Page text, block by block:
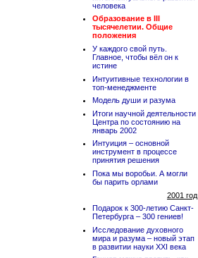
человека
Образование в III
тысячелетии. Общие
положения
У каждого свой путь.
Главное, чтобы вёл он к
истине
Интуитивные технологии в
топ-менеджменте
Модель души и разума
Итоги научной деятельности
Центра по состоянию на
январь 2002
Интуиция – основной
инструмент в процессе
принятия решения
Пока мы воробьи. А могли
бы парить орлами
2001 год
Подарок к 300-летию Санкт-
Петербурга – 300 гениев!
Исследование духовного
мира и разума – новый этап
в развитии науки XXI века